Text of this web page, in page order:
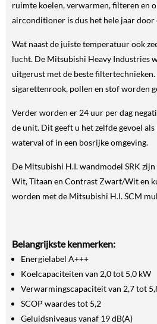
ruimte koelen, verwarmen, filteren en
airconditioner is dus het hele jaar door
Wat naast de juiste temperatuur ook
lucht. De Mitsubishi Heavy Industries
uitgerust met de beste
sigarettenrook, pollen en stof worden
Verder worden er 24 uur per dag
de unit. Dit geeft u het zelfde gevoel als
waterval of in een bosrijke omgeving.
De Mitsubishi H.I. wandmodel SRK
Wit, Titaan en Contrast Zwart/Wit en
worden met de Mitsubishi H.I. SCM
Belangrijkste kenmerken:
Energielabel A+++
Koelcapaciteiten van 2,0 tot 5,0 kW
Verwarmingscapaciteit van 2,7 tot
SCOP waardes tot 5,2
Geluidsniveaus vanaf 19 dB(A)